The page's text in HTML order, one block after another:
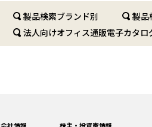
製品検索ブランド別
製品
法人向けオフィス通販電子カタロ